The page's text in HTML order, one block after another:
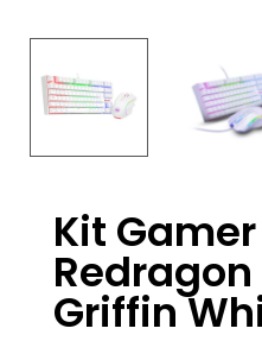
Kit Gamer
Griffin